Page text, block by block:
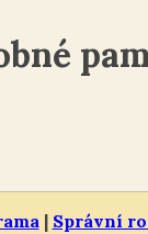
| Správní